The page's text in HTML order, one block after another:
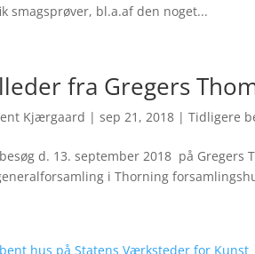
smagsprøver, bl.a.af den noget...
fra Gregers
Kjærgaard |sep 21, 2018 |Tidligere
d. 13. september 2018 på Gregers
i Thorning